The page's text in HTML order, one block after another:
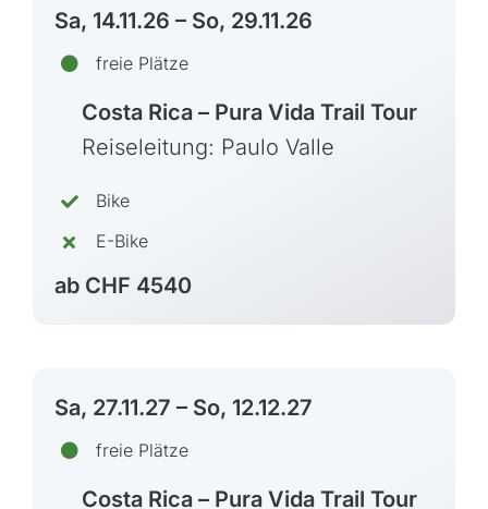
Sa, 14.11.26 – So, 29.11.26
freie Plätze
Costa Rica – Pura Vida Trail Tour
Reiseleitung: Paulo Valle
Bike
E-Bike
ab CHF 4540
Sa, 27.11.27 – So, 12.12.27
freie Plätze
Costa Rica – Pura Vida Trail Tour
Island
Italien
Madeira, Portugal
Norwegen
Österreich
Polen, Masuren
Portugal
Slowenien
Skandinavien
Spanien